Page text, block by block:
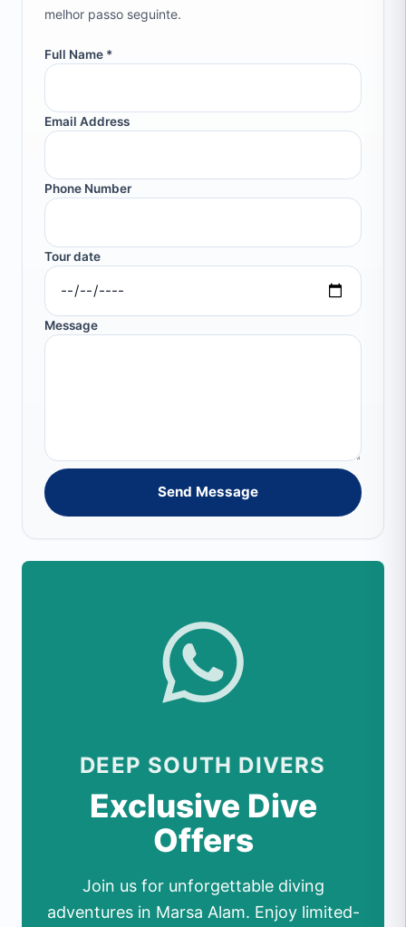
melhor passo seguinte.
Full Name *
Email Address
Phone Number
Tour date
Message
Send Message
DEEP SOUTH DIVERS
Exclusive Dive
Offers
Join us for unforgettable diving
adventures in Marsa Alam. Enjoy limited-